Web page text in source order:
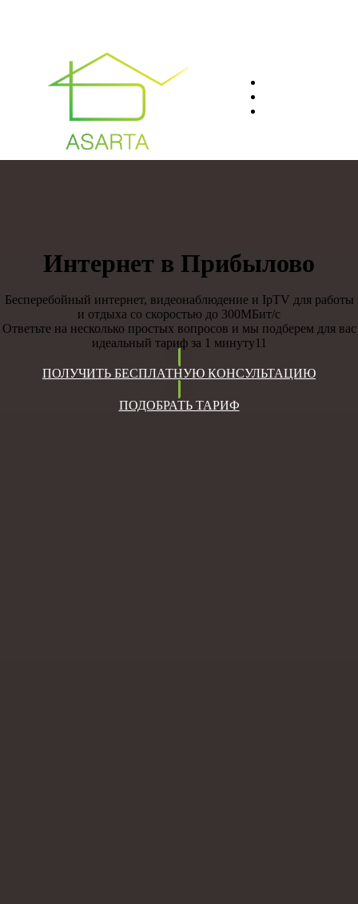
Интернет в Прибылово
Бесперебойный интернет, видеонаблюдение и IpTV для работы
и отдыха со скоростью до 300МБит/с
Ответьте на несколько простых вопросов и мы подберем для вас
идеальный тариф за 1 минуту11
ПОЛУЧИТЬ БЕСПЛАТНУЮ КОНСУЛЬТАЦИЮ
ПОДОБРАТЬ ТАРИФ